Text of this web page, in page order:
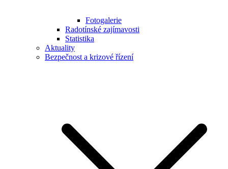
Fotogalerie
Radotínské zajímavosti
Statistika
Aktuality
Bezpečnost a krizové řízení